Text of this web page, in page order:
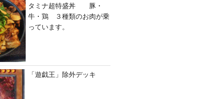
タミナ超特盛丼 豚・
牛・鶏 ３種類のお肉が乗
っています。
「遊戯王」除外デッキ